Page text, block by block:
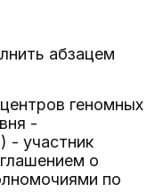
абзацем
геномных
-
- участник
о
по